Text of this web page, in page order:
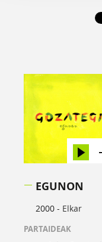
EGUNON
2000 - Elkar
PARTAIDEAK